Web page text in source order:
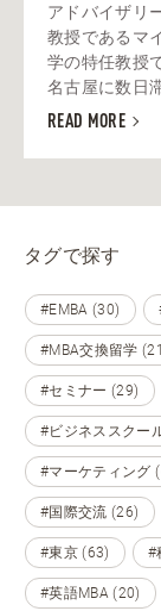
アドバイザリ
教授であるマ
学の特任教授
名古屋に数日
READ MORE
タグで探す
#EMBA (30)
#MBA交換留学
#セミナー (29)
#ビジネススクー
#マーケティング
#国際交流 (26)
#東京 (63) #
#英語MBA (20)